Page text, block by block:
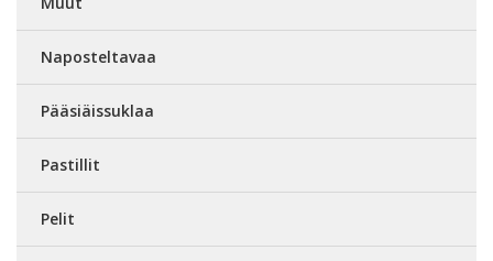
Naposteltavaa
Pääsiäissuklaa
Pastillit
Pelit